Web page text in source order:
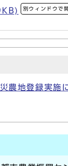
別ウィンドウで
農地登録実施